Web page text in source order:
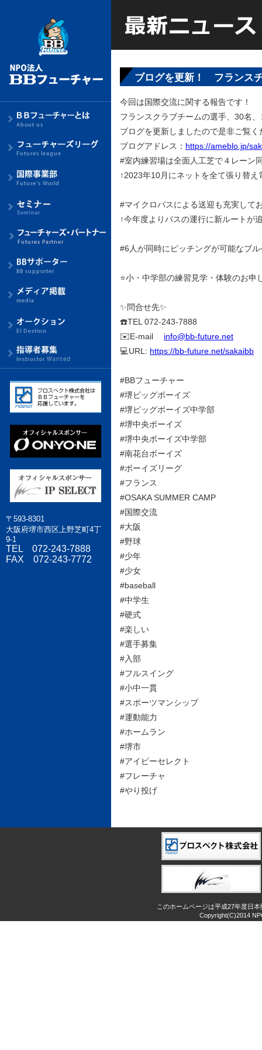
ブログを更新！ フランス
今回は国際交流に関する報告です！
フランスクラブチームの選手、30名
ブログを更新しましたので是非ご覧く
ブログアドレス： https://ameblo.jp/
#室内練習場は全面人工芝で４レーン
↑2023年10月にネットを全て張り替
#マイクロバスによる送迎も充実して
↑今年度よりバスの運行に新ルートが
#6人が同時にピッチングが可能なブ
⭐小・中学部の練習見学・体験のお
✨問合せ先✨
☎️TEL 072-243-7888
✉️E-mail info@bb-future.net
💻URL: https://bb-future.net/sakaibb
#BBフューチャー
#堺ビッグボーイズ
#堺ビッグボーイズ中学部
#堺中央ボーイズ
#堺中央ボーイズ中学部
#南花台ボーイズ
#ボーイズリーグ
#フランス
#OSAKA SUMMER CAMP
#国際交流
#大阪
#野球
#少年
#少女
#baseball
#中学生
#硬式
#楽しい
#選手募集
#入部
#フルスイング
#小中一貫
#スポーツマンシップ
#運動能力
#ホームラン
#堺市
#アイピーセレクト
#フレーチャ
#やり投げ
〒593-8301
大阪府堺市西区上野芝町4丁
9-1
TEL 072-243-7888
FAX 072-243-7772
このホームページは平成27年度日
Copyright(C)2014